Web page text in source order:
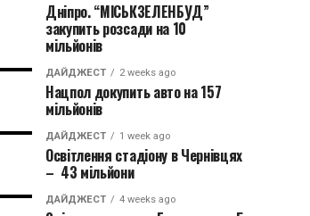
Дніпро. “МІСЬКЗЕЛЕНБУД”
закупить розсади на 10
мільйонів
ДАЙДЖЕСТ 2 weeks ago
Нацпол докупить авто на 157
мільйонів
ДАЙДЖЕСТ 1 week ago
Освітлення стадіону в Чернівцях
– 43 мільйони
ДАЙДЖЕСТ 4 weeks ago